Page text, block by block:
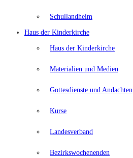
Schullandheim
Haus der Kinderkirche
Haus der Kinderkirche
Materialien und Medien
Gottesdienste und Andachten
Kurse
Landesverband
Bezirkswochenenden